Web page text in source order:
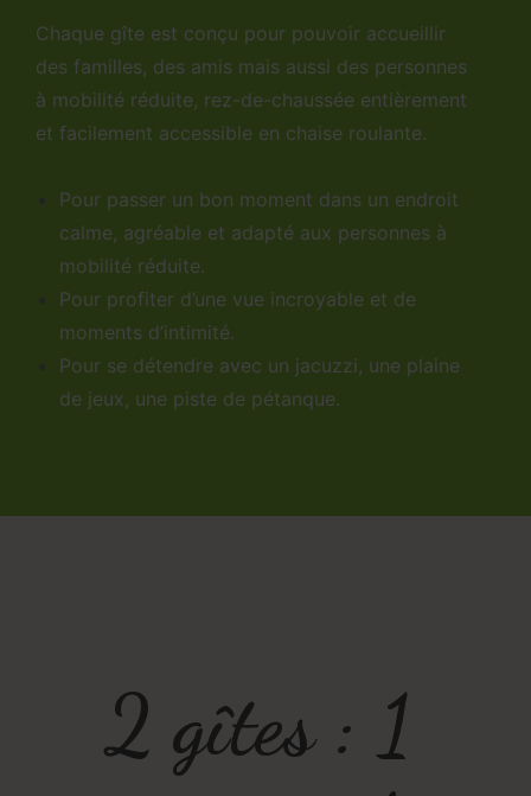
Chaque gîte est conçu pour pouvoir accueillir
des familles, des amis mais aussi des personnes
à mobilité réduite, rez-de-chaussée entièrement
et facilement accessible en chaise roulante.
Pour passer un bon moment dans un endroit
calme, agréable et adapté aux personnes à
mobilité réduite.
Pour profiter d’une vue incroyable et de
moments d’intimité.
Pour se détendre avec un jacuzzi, une plaine
de jeux, une piste de pétanque.
2 gîtes : 1